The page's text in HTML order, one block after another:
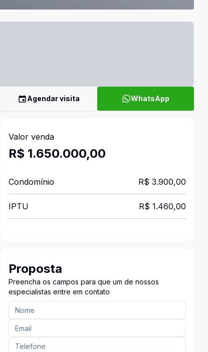
Agendar visita WhatsApp
Valor venda
R$ 1.650.000,00
Condomínio R$ 3.900,00
IPTU R$ 1.460,00
Proposta
Preencha os campos para que um de nossos
especialistas entre em contato